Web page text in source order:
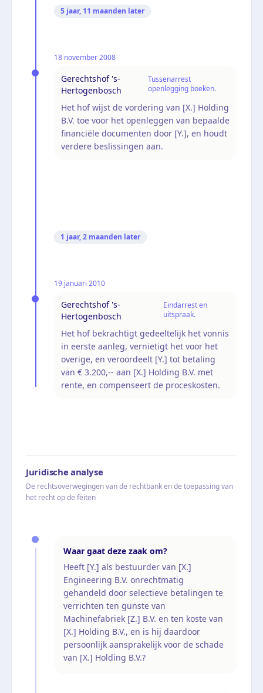
5 jaar, 11 maanden later
18 november 2008
Gerechtshof 's-
Hertogenbosch
Tussenarrest
openlegging boeken.
Het hof wijst de vordering van [X.] Holding
B.V. toe voor het openleggen van bepaalde
financiële documenten door [Y.], en houdt
verdere beslissingen aan.
1 jaar, 2 maanden later
19 januari 2010
Gerechtshof 's-
Hertogenbosch
Eindarrest en
uitspraak.
Het hof bekrachtigt gedeeltelijk het vonnis
in eerste aanleg, vernietigt het voor het
overige, en veroordeelt [Y.] tot betaling
van € 3.200,-- aan [X.] Holding B.V. met
rente, en compenseert de proceskosten.
Juridische analyse
De rechtsoverwegingen van de rechtbank en de toepassing van
het recht op de feiten
Waar gaat deze zaak om?
Heeft [Y.] als bestuurder van [X.]
Engineering B.V. onrechtmatig
gehandeld door selectieve betalingen te
verrichten ten gunste van
Machinefabriek [Z.] B.V. en ten koste van
[X.] Holding B.V., en is hij daardoor
persoonlijk aansprakelijk voor de schade
van [X.] Holding B.V.?